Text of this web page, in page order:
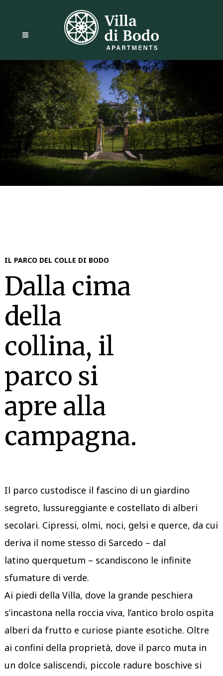
IL PARCO DEL COLLE DI BODO
Dalla cima
della
collina, il
parco si
apre alla
campagna.
Il parco custodisce il fascino di un giardino
segreto, lussureggiante e costellato di alberi
secolari. Cipressi, olmi, noci, gelsi e querce, da cui
deriva il nome stesso di Sarcedo – dal
latino querquetum – scandiscono le infinite
sfumature di verde.
Ai piedi della Villa, dove la grande peschiera
s’incastona nella roccia viva, l’antico brolo ospita
alberi da frutto e curiose piante esotiche. Oltre
ai confini della proprietà, dove il parco muta in
un dolce saliscendi, piccole radure boschive si